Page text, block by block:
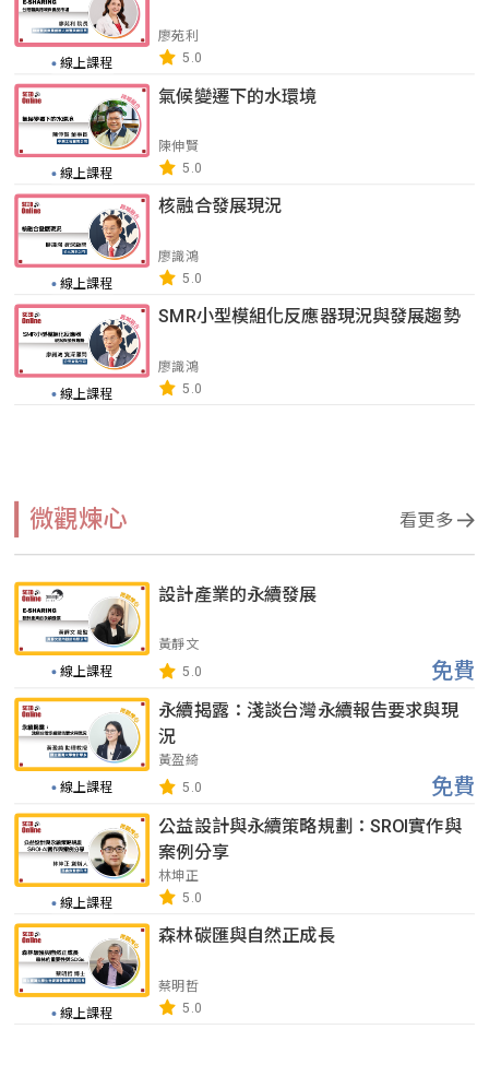
線上課程
廖苑利
5.0
線上課程
氣候變遷下的水環境
陳伸賢
5.0
線上課程
核融合發展現況
廖識鴻
5.0
線上課程
SMR小型模組化反應器現況與發展趨勢
廖識鴻
5.0
微觀煉心 看更多
線上課程
設計產業的永續發展
黃靜文
5.0
免費
線上課程
永續揭露：淺談台灣永續報告要求與現
況
黃盈綺
5.0
免費
線上課程
公益設計與永續策略規劃：SROI實作與
案例分享
林坤正
5.0
線上課程
森林碳匯與自然正成長
蔡明哲
5.0